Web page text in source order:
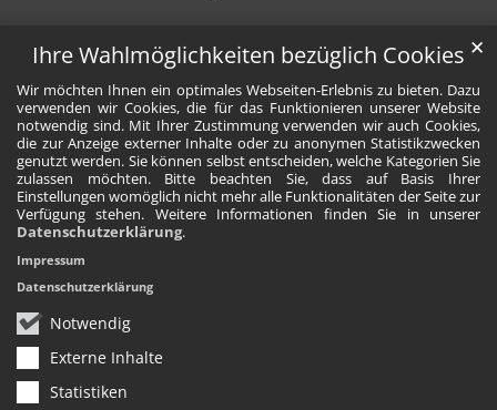
Ihre Wahlmöglichkeiten bezüglich Cookies
Wir möchten Ihnen ein optimales Webseiten-Erlebnis zu bieten. Dazu
verwenden wir Cookies, die für das Funktionieren unserer Website
notwendig sind. Mit Ihrer Zustimmung verwenden wir auch Cookies,
die zur Anzeige externer Inhalte oder zu anonymen Statistikzwecken
genutzt werden. Sie können selbst entscheiden, welche Kategorien Sie
zulassen möchten. Bitte beachten Sie, dass auf Basis Ihrer
Einstellungen womöglich nicht mehr alle Funktionalitäten der Seite zur
Verfügung stehen. Weitere Informationen finden Sie in unserer
Datenschutzerklärung.
Notwendig
Externe Inhalte
Statistiken
✕
Impressum
Datenschutzerklärung